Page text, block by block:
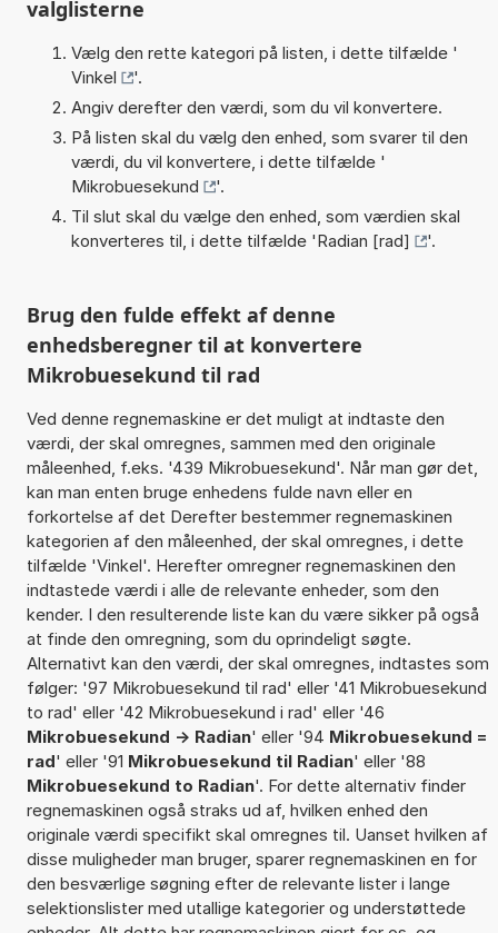
valglisterne
Vælg den rette kategori på listen, i dette tilfælde '
Vinkel
'.
Angiv derefter den værdi, som du vil konvertere.
På listen skal du vælg den enhed, som svarer til den
værdi, du vil konvertere, i dette tilfælde '
Mikrobuesekund
'.
Til slut skal du vælge den enhed, som værdien skal
konverteres til, i dette tilfælde 'Radian [rad] '.
Brug den fulde effekt af denne
enhedsberegner til at konvertere
Mikrobuesekund til rad
Ved denne regnemaskine er det muligt at indtaste den
værdi, der skal omregnes, sammen med den originale
måleenhed, f.eks. '439 Mikrobuesekund'. Når man gør det,
kan man enten bruge enhedens fulde navn eller en
forkortelse af det Derefter bestemmer regnemaskinen
kategorien af den måleenhed, der skal omregnes, i dette
tilfælde 'Vinkel'. Herefter omregner regnemaskinen den
indtastede værdi i alle de relevante enheder, som den
kender. I den resulterende liste kan du være sikker på også
at finde den omregning, som du oprindeligt søgte.
Alternativt kan den værdi, der skal omregnes, indtastes som
følger: '97 Mikrobuesekund til rad' eller '41 Mikrobuesekund
to rad' eller '42 Mikrobuesekund i rad' eller '46
Mikrobuesekund -> Radian' eller '94 Mikrobuesekund =
rad' eller '91 Mikrobuesekund til Radian' eller '88
Mikrobuesekund to Radian'. For dette alternativ finder
regnemaskinen også straks ud af, hvilken enhed den
originale værdi specifikt skal omregnes til. Uanset hvilken af
disse muligheder man bruger, sparer regnemaskinen en for
den besværlige søgning efter de relevante lister i lange
selektionslister med utallige kategorier og understøttede